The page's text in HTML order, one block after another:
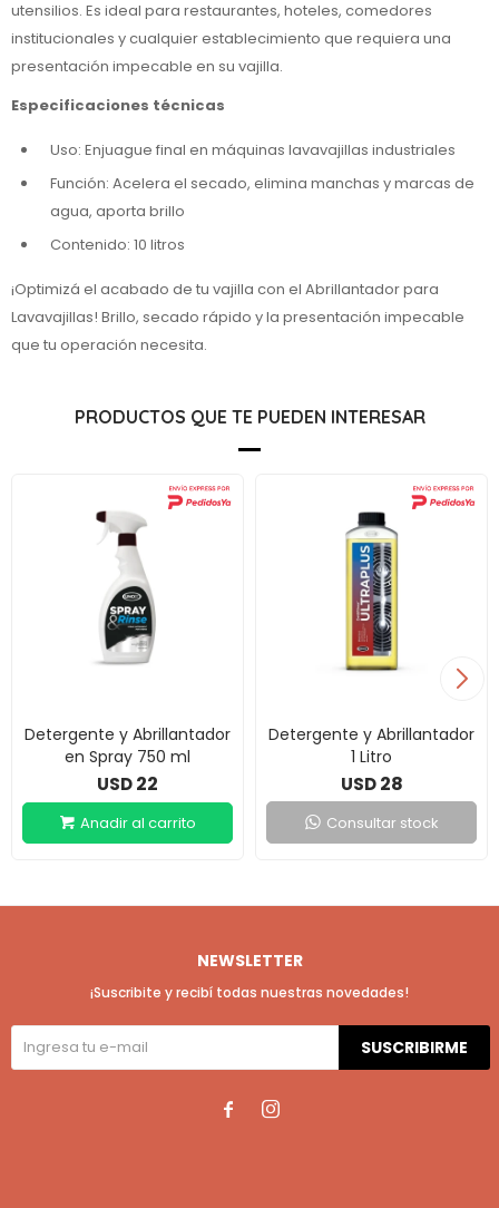
utensilios. Es ideal para restaurantes, hoteles, comedores
institucionales y cualquier establecimiento que requiera una
presentación impecable en su vajilla.
Especificaciones técnicas
Uso: Enjuague final en máquinas lavavajillas industriales
Función: Acelera el secado, elimina manchas y marcas de
agua, aporta brillo
Contenido: 10 litros
¡Optimizá el acabado de tu vajilla con el Abrillantador para
Lavavajillas! Brillo, secado rápido y la presentación impecable
que tu operación necesita.
PRODUCTOS QUE TE PUEDEN INTERESAR
Detergente y Abrillantador
en Spray 750 ml
USD22
Detergente y Abrillantador
1 Litro
USD 28
Consultar stock
NEWSLETTER
¡Suscribite y recibí todas nuestras novedades!
SUSCRIBIRME
 